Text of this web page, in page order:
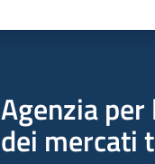
Agenzia
dei mercati